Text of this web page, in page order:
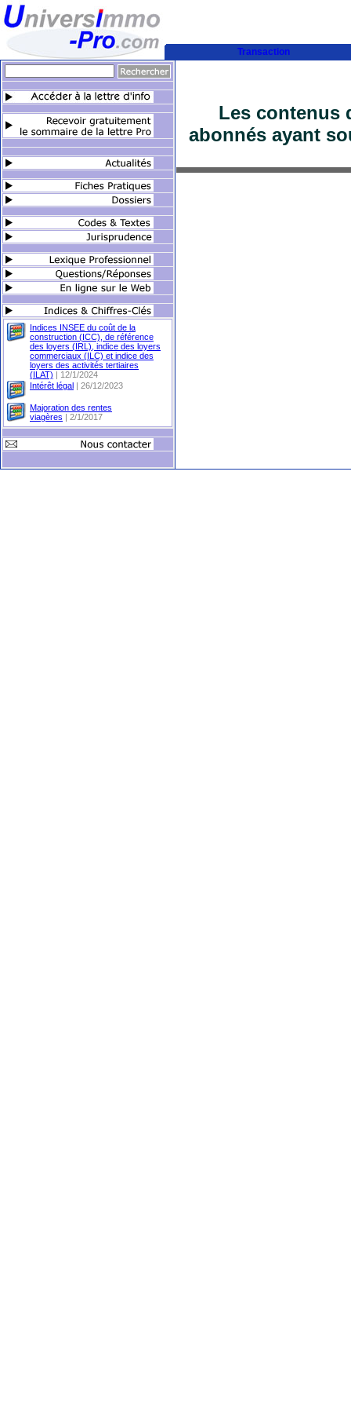
Transaction
Indices INSEE du coût de la
construction (ICC), de référence
des loyers (IRL), indice des loyers
commerciaux (ILC) et indice des
loyers des activités tertiaires
(ILAT) | 12/1/2024
Intérêt légal | 26/12/2023
Majoration des rentes
viagères | 2/1/2017
Les contenus
abonnés ayant